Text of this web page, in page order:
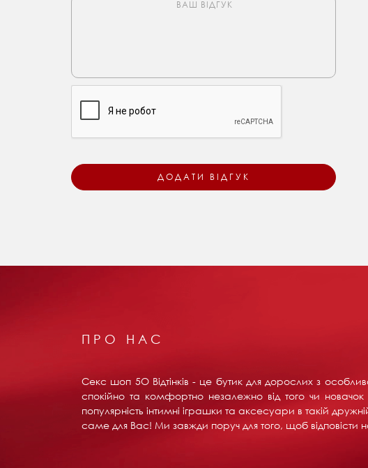
ПРО НАС
Секс шоп 5О Відтінків - це бутик для дорослих з
спокійно та комфортно незалежно від того чи
популярність інтимні іграшки та аксесуари в такій
саме для Вас! Ми завжди поруч для того, щоб відповісти